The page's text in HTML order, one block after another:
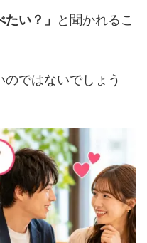
たい？」
と聞かれるこ
ではないでしょう